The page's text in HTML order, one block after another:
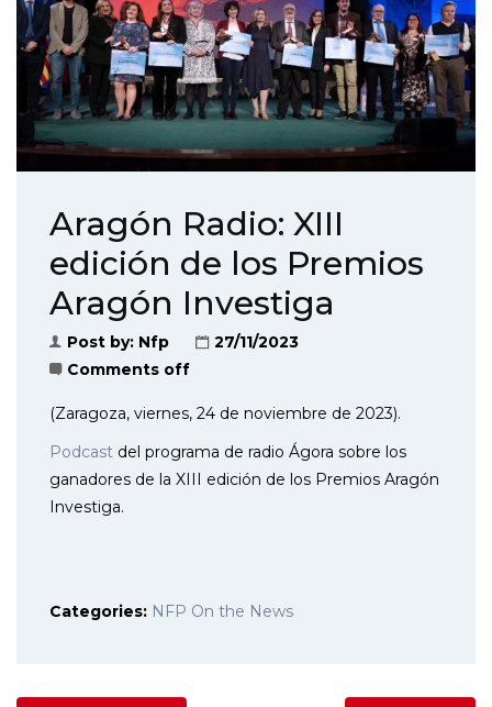
Aragón Radio: XIII
edición de los Premios
Aragón Investiga
Post by: Nfp
27/11/2023
Comments off
(Zaragoza, viernes, 24 de noviembre de 2023).
Podcast del programa de radio Ágora sobre los
ganadores de la XIII edición de los Premios Aragón
Investiga.
Categories: NFP On the News